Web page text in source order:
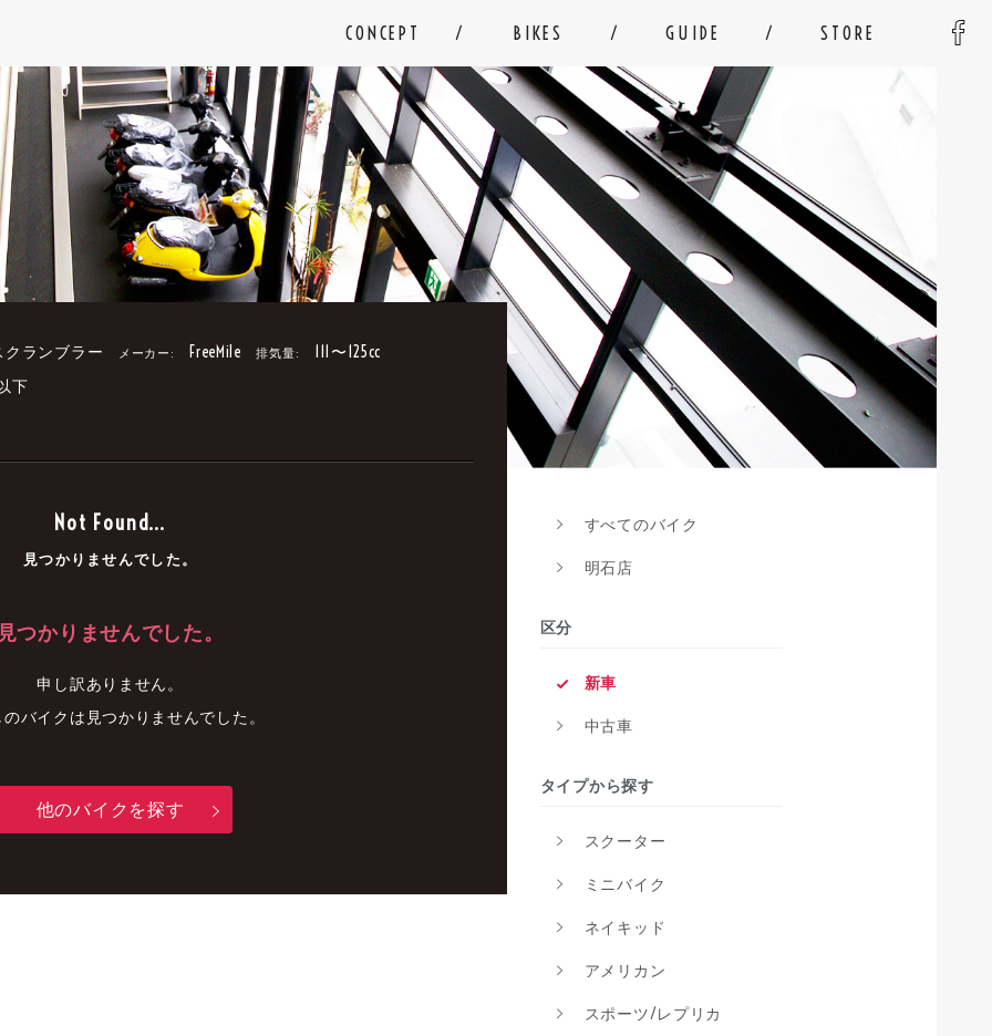
CONCEPT BIKES GUIDE STORE
クランブラー メーカー: FreeMile 排気量: 111〜125cc
下
Not Found...
見つかりませんでした。
見つかりませんでした。
申し訳ありません。
バイクは見つかりませんでした。
他のバイクを探す
すべてのバイク
明石店
区分
新車
中古車
タイプから探す
スクーター
ミニバイク
ネイキッド
アメリカン
スポーツ/レプリカ
中古車